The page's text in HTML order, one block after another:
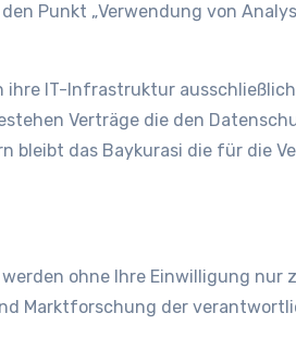
Punkt „Verwendung von
IT-Infrastruktur ausschließlich
Verträge die den
bleibt das Baykurasi die für die
ohne Ihre Einwilligung nur
Marktforschung der